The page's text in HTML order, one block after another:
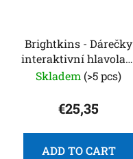
Brightkins - Dárečky
interaktivní hlavolam
pro psy s ukrytými
Skladem (>5 pcs)
€25,35
ADD TO CART